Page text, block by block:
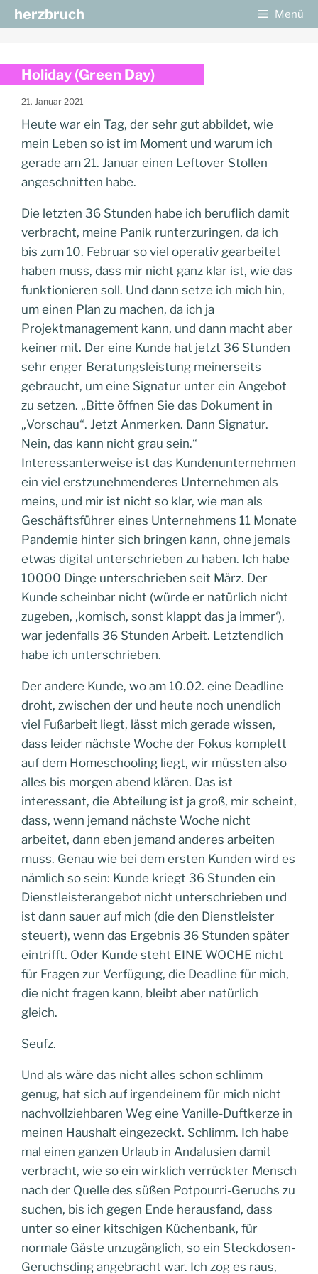
Zum
Inhalt
herzbruch Menü
Holiday (Green Day)
21. Januar 2021
Heute war ein Tag, der sehr gut abbildet, wie
mein Leben so ist im Moment und warum ich
gerade am 21. Januar einen Leftover Stollen
angeschnitten habe.
Die letzten 36 Stunden habe ich beruflich damit
verbracht, meine Panik runterzuringen, da ich
bis zum 10. Februar so viel operativ gearbeitet
haben muss, dass mir nicht ganz klar ist, wie das
funktionieren soll. Und dann setze ich mich hin,
um einen Plan zu machen, da ich ja
Projektmanagement kann, und dann macht aber
keiner mit. Der eine Kunde hat jetzt 36 Stunden
sehr enger Beratungsleistung meinerseits
gebraucht, um eine Signatur unter ein Angebot
zu setzen. „Bitte öffnen Sie das Dokument in
„Vorschau“. Jetzt Anmerken. Dann Signatur.
Nein, das kann nicht grau sein.“
Interessanterweise ist das Kundenunternehmen
ein viel erstzunehmenderes Unternehmen als
meins, und mir ist nicht so klar, wie man als
Geschäftsführer eines Unternehmens 11 Monate
Pandemie hinter sich bringen kann, ohne jemals
etwas digital unterschrieben zu haben. Ich habe
10000 Dinge unterschrieben seit März. Der
Kunde scheinbar nicht (würde er natürlich nicht
zugeben, ‚komisch, sonst klappt das ja immer‘),
war jedenfalls 36 Stunden Arbeit. Letztendlich
habe ich unterschrieben.
Der andere Kunde, wo am 10.02. eine Deadline
droht, zwischen der und heute noch unendlich
viel Fußarbeit liegt, lässt mich gerade wissen,
dass leider nächste Woche der Fokus komplett
auf dem Homeschooling liegt, wir müssten also
alles bis morgen abend klären. Das ist
interessant, die Abteilung ist ja groß, mir scheint,
dass, wenn jemand nächste Woche nicht
arbeitet, dann eben jemand anderes arbeiten
muss. Genau wie bei dem ersten Kunden wird es
nämlich so sein: Kunde kriegt 36 Stunden ein
Dienstleisterangebot nicht unterschrieben und
ist dann sauer auf mich (die den Dienstleister
steuert), wenn das Ergebnis 36 Stunden später
eintrifft. Oder Kunde steht EINE WOCHE nicht
für Fragen zur Verfügung, die Deadline für mich,
die nicht fragen kann, bleibt aber natürlich
gleich.
Seufz.
Und als wäre das nicht alles schon schlimm
genug, hat sich auf irgendeinem für mich nicht
nachvollziehbaren Weg eine Vanille-Duftkerze in
meinen Haushalt eingezeckt. Schlimm. Ich habe
mal einen ganzen Urlaub in Andalusien damit
verbracht, wie so ein wirklich verrückter Mensch
nach der Quelle des süßen Potpourri-Geruchs zu
suchen, bis ich gegen Ende herausfand, dass
unter so einer kitschigen Küchenbank, für
normale Gäste unzugänglich, so ein Steckdosen-
Geruchsding angebracht war. Ich zog es raus,